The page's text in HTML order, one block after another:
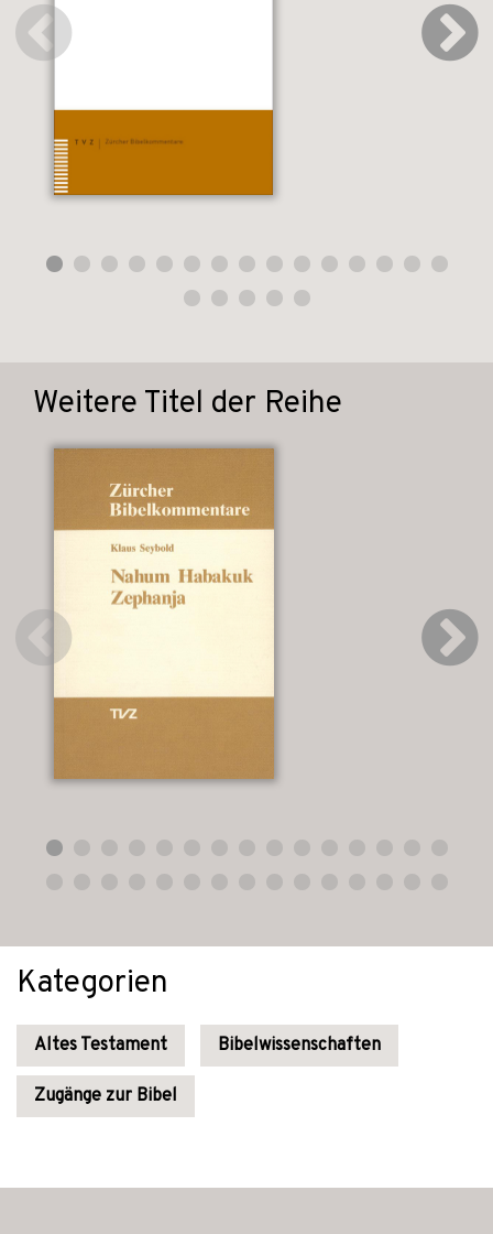
Weitere Titel der Reihe
Kategorien
Altes Testament Bibelwissenschaften
Zugänge zur Bibel